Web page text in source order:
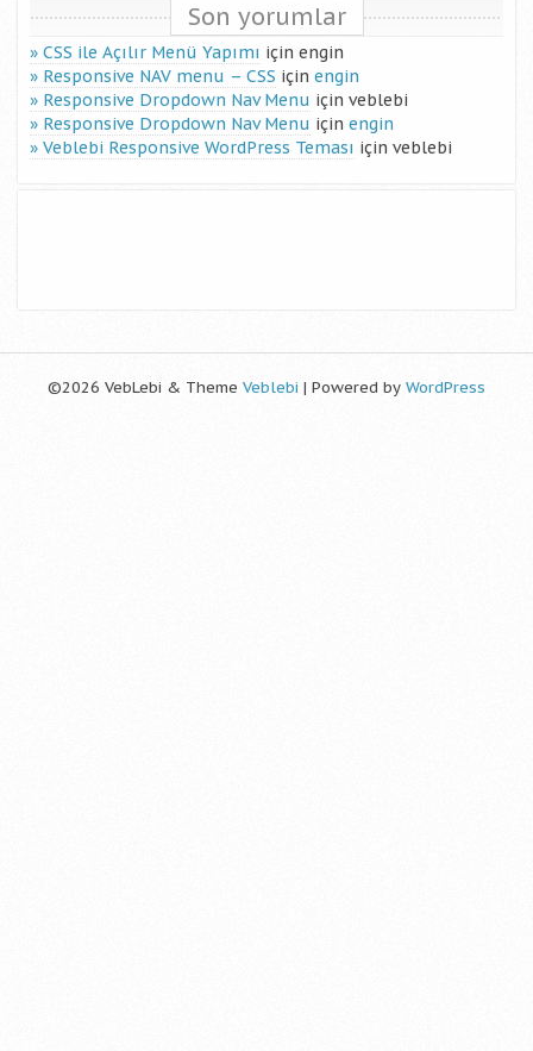
Son yorumlar
CSS ile Açılır Menü Yapımı için engin
Responsive NAV menu – CSS için engin
Responsive Dropdown Nav Menu için veblebi
Responsive Dropdown Nav Menu için engin
Veblebi Responsive WordPress Teması için veblebi
©2026 VebLebi & Theme Veblebi | Powered by WordPress